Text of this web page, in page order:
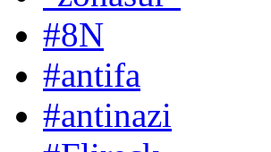
#8N
#antifa
#antinazi